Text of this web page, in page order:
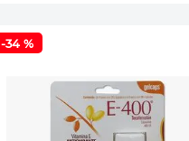
-34 %